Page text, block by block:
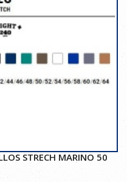
STRECH MARINO 50